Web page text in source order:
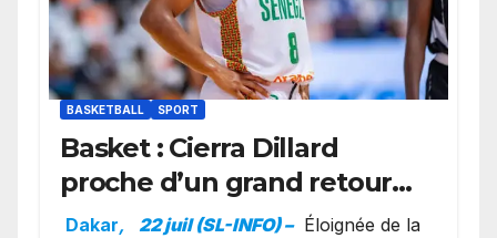
BASKETBALL SPORT
Basket : Cierra Dillard
proche d’un grand retour
avec les Lionnes ?
Dakar, 22 juil (SL-INFO) – Éloignée de la